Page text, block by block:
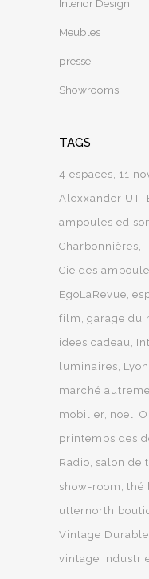
Interior Design
Meubles
presse
Showrooms
TAGS
4 espaces 11
Alexxander
ampoules
Charbonnières
Cie des
EgoLaRevue
film garage du
idees cadeau
luminaires Lyon
marché
mobilier noel
printemps des
Radio salon de
show-room thé
utternorth
Vintage Durable
vintage